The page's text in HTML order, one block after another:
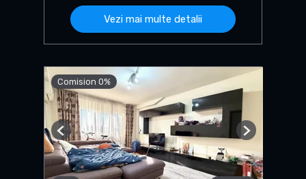
Vezi mai multe detalii
Comision 0%
Previous Next